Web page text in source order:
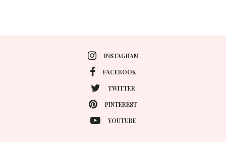
INSTAGRAM
FACEBOOK
TWITTER
PINTEREST
YOUTUBE